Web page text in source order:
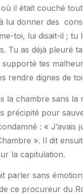
il était couché
lui donner des
toi, lui disait-il ; tu
Tu as déjà pleuré
supporté tes
rendre dignes de
la chambre sans
précipité pour
: «
». Il dit
la capitulation.
parler sans
ce procureur du